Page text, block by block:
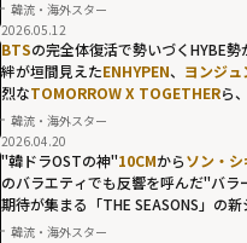
韓流・海外スター
2026.05.12
BTSの完全体復活で勢いづくHYBE
絆が垣間見えたENHYPEN、 ヨンジュ
烈なTOMORROW X TOGETHERら
を象徴する"国立競技場"の熱狂
韓流・海外スター
2026.04.20
"韓ドラOSTの神"10CMからソン・
のバラエティでも反響を呼んだ"バラ
期待が集まる「THE SEASONS」の
韓流・海外スター